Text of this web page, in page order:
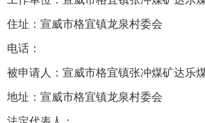
住址：宣威市格宜镇龙泉村委会
电话：
被申请人：宣威市格宜镇张冲煤矿达乐
地址：宣威市格宜镇龙泉村委会